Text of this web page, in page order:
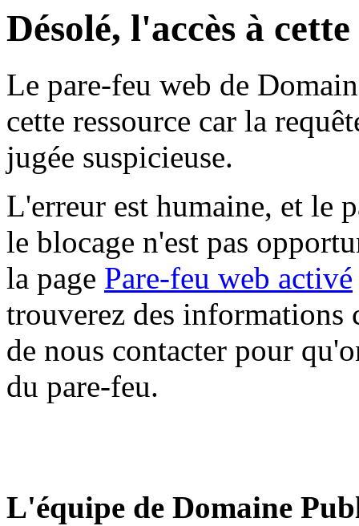
Désolé, l'accès à
Le pare-feu web de
cette ressource car la
jugée suspicieuse.
L'erreur est humaine, et le
le blocage n'est pas
la page Pare-feu web activé
trouverez des informations
de nous contacter pour
du pare-feu.
L'équipe de Domaine